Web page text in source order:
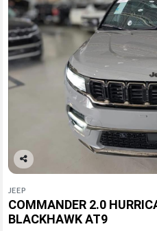
Co
arti
lhe
JEEP
COMMANDER 2.0
BLACKHAWK AT9